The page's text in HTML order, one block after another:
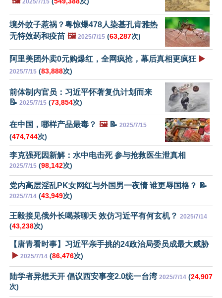
2025/7/15
境外蚊子惹祸？粤惊爆478人染基孔肯雅热
无特效药和疫苗 🖼️ 2025/7/15 (63,287次)
阿里美团外卖0元购爆红，全网疯抢，幕后真相更疯狂 ▶️
2025/7/15 (83,888次)
前体制内官员：习近平怀著复仇计划而来
📝 2025/7/15 (73,854次)
在中国，哪样产品最毒？ 🖼️📝 2025/7/15
(474,744次)
李克强死因新解：水中电击死 参与抢救医生泄真相
2025/7/15 (98,142次)
党内高层淫乱PK女网红与外国男一夜情 谁更辱国格？ 📝
2025/7/14 (43,949次)
王毅接见俄外长喝茶聊天 效仿习近平有何玄机？ 2025/7/14
(43,238次)
【唐青看时事】习近平亲手挑的24政治局委员成最大威胁
▶️ 2025/7/14 (86,476次)
陆学者异想天开 倡议西安事变2.0统一台湾 2025/7/14 (24,907
次)